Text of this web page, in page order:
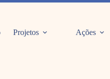
Projetos Ações